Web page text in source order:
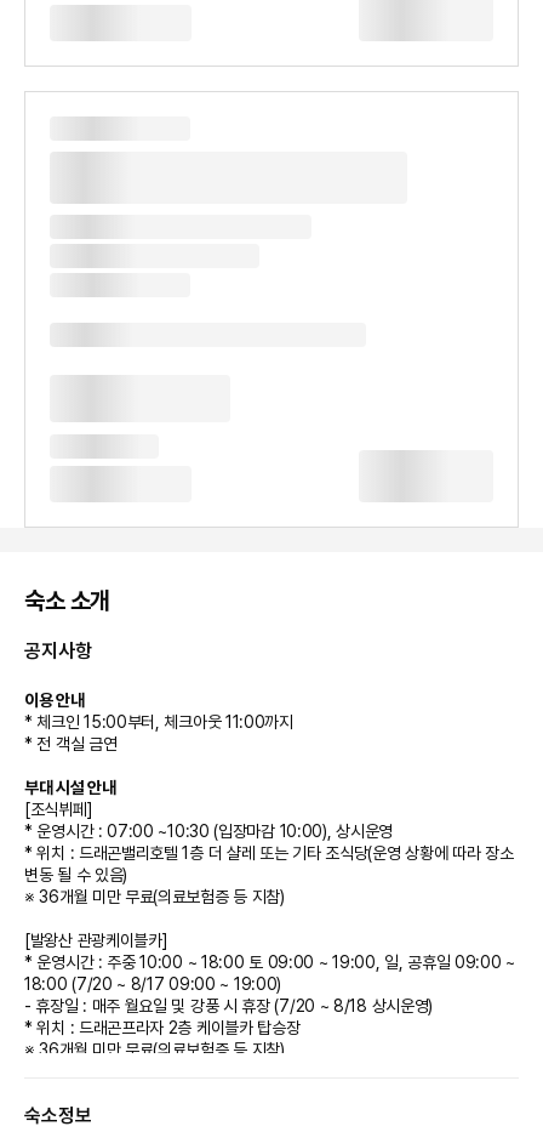
숙소 소개
공지사항
이용 안내
* 체크인 15:00부터, 체크아웃 11:00까지
* 전 객실 금연
부대 시설 안내
[조식뷔페]
* 운영시간 : 07:00 ~10:30 (입장마감 10:00), 상시운영
* 위치 : 드래곤밸리호텔 1층 더 샬레 또는 기타 조식당(운영 상황에 따라 장소
변동 될 수 있음)
※ 36개월 미만 무료(의료보험증 등 지참)
[발왕산 관광케이블카]
* 운영시간 : 주중 10:00 ~ 18:00 토 09:00 ~ 19:00, 일, 공휴일 09:00 ~
18:00 (7/20 ~ 8/17 09:00 ~ 19:00)
- 휴장일 : 매주 월요일 및 강풍 시 휴장 (7/20 ~ 8/18 상시운영)
* 위치 : 드래곤프라자 2층 케이블카 탑승장
※ 36개월 미만 무료(의료보험증 등 지참)
* 운영시간 : 종일권 10:00~17:30, 오후권 14;00~17:30
숙소정보